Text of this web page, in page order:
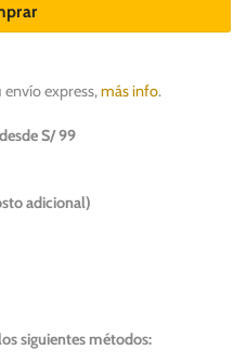
envío express,más info.
S/ 99
adicional)
siguientes métodos: